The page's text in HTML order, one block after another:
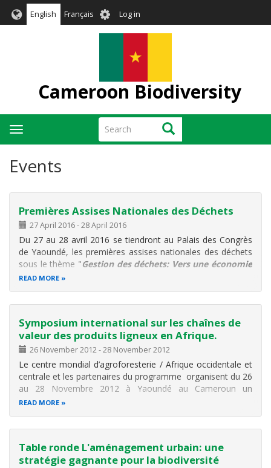
English Français User
account
Log in
Cameroon Biodiversity
Search Search
Toggle
navigation
Events
Premières Assises Nationales des Déchets
27 April 2016-28 April 2016
Du 27 au 28 avril 2016 se tiendront au Palais des Congrès
de Yaoundé, les premières assises nationales des déchets
sous le thème "Gestion des déchets: Vers une économie
circulaire".
Gestion des déchets: Vers une économie circulaire.
READ MORE
Symposium international sur les chaînes de
valeur des produits ligneux en Afrique.
26 November 2012-28 November 2012
Le centre mondial d’agroforesterie / Afrique occidentale et
centrale et les partenaires du programme organisent du 26
au 28 Novembre 2012 à Yaoundé au Cameroun un
Symposium international. Le symposium aura comme
La conférence sera
READ MORE
Table ronde L'aménagement urbain: une
stratégie gagnante pour la biodiversité